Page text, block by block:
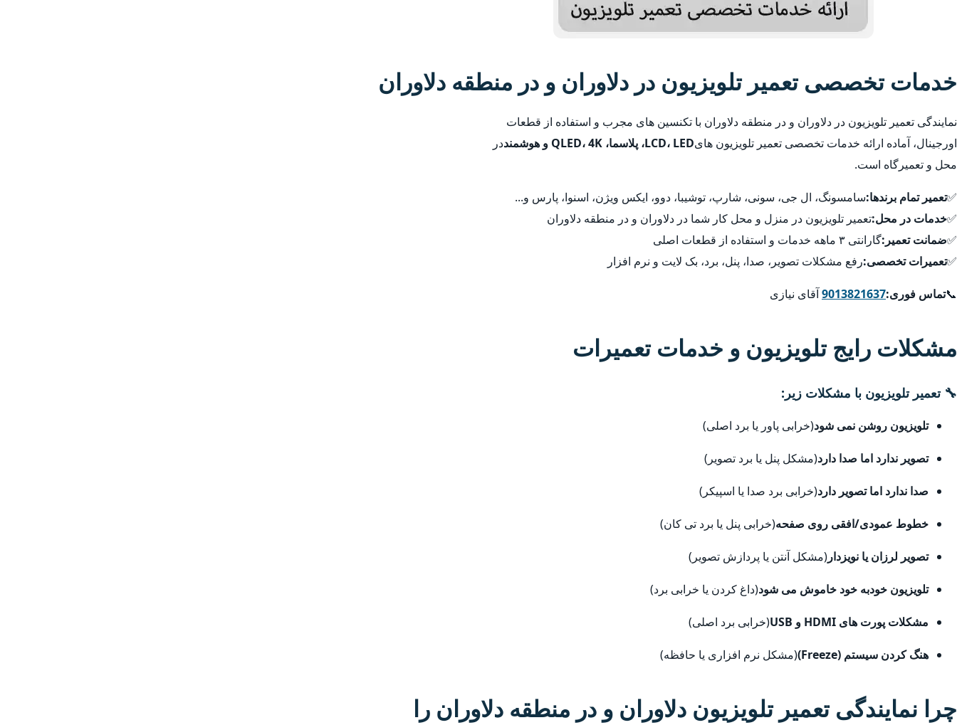
خدمات تخصصی تعمیر تلویزیون در دلاوران و در منطقه دلاوران
نمایندگی تعمیر تلویزیون در دلاوران و در منطقه دلاوران با تکنسین های مجرب و استفاده از قطعات
اورجینال، آماده ارائه خدمات تخصصی تعمیر تلویزیون هایLCD، LED، پلاسما، QLED، 4K و هوشمند
در
محل و تعمیرگاه است.
✅تعمیر تمام برندها:سامسونگ، ال جی، سونی، شارپ، توشیبا، دوو، ایکس ویژن، اسنوا، پارس و...
✅خدمات در محل:تعمیر تلویزیون در منزل و محل کار شما در دلاوران و در منطقه دلاوران
✅ضمانت تعمیر:گارانتی ۳ ماهه خدمات و استفاده از قطعات اصلی
✅تعمیرات تخصصی:رفع مشکلات تصویر، صدا، پنل، برد، بک لایت و نرم افزار
📞تماس فوری:9013821637آقای نیازی
مشکلات رایج تلویزیون و خدمات تعمیرات
🔧 تعمیر تلویزیون با مشکلات زیر:
تلویزیون روشن نمی شود(خرابی پاور یا برد اصلی)
تصویر ندارد اما صدا دارد(مشکل پنل یا برد تصویر)
صدا ندارد اما تصویر دارد(خرابی برد صدا یا اسپیکر)
خطوط عمودی/افقی روی صفحه(خرابی پنل یا برد تی کان)
تصویر لرزان یا نویزدار(مشکل آنتن یا پردازش تصویر)
تلویزیون خودبه خود خاموش می شود(داغ کردن یا خرابی برد)
مشکلات پورت های HDMI و USB (خرابی برد اصلی)
هنگ کردن سیستم (Freeze) (مشکل نرم افزاری یا حافظه)
چرا نمایندگی تعمیر تلویزیون دلاوران و در منطقه دلاوران را